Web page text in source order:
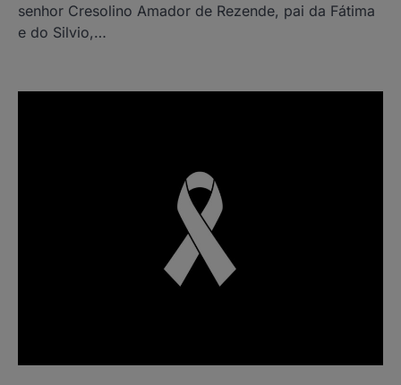
senhor Cresolino Amador de Rezende, pai da Fátima
e do Silvio,…